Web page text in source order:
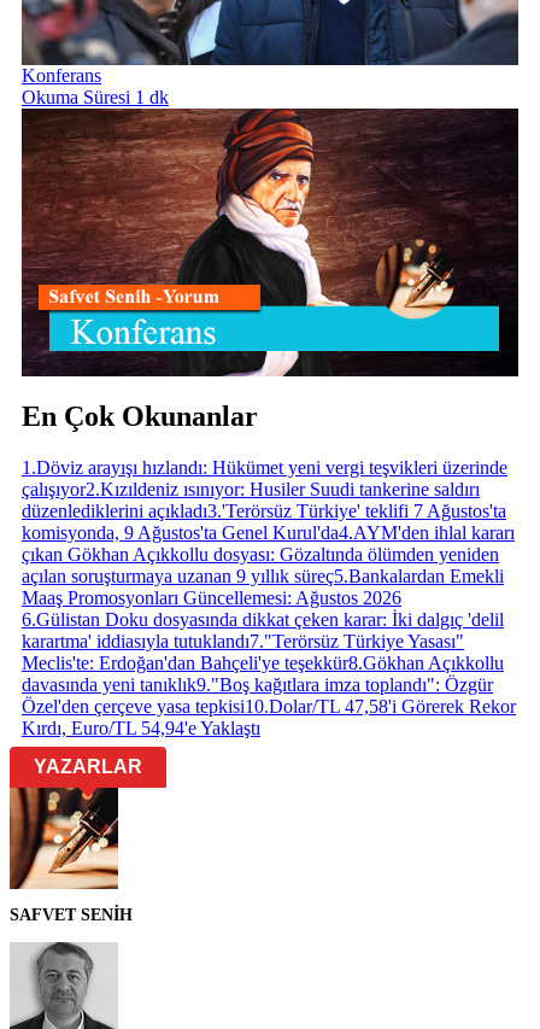
Konferans
Okuma Süresi 1 dk
En Çok Okunanlar
1 .Döviz arayışı hızlandı: Hükümet yeni vergi teşvikleri üzerinde
çalışıyor2.Kızıldeniz ısınıyor: Husiler Suudi tankerine saldırı
düzenlediklerini açıkladı3.'Terörsüz Türkiye' teklifi 7 Ağustos'ta
komisyonda, 9 Ağustos'ta Genel Kurul'da4.AYM'den ihlal kararı
çıkan Gökhan Açıkkollu dosyası: Gözaltında ölümden yeniden
açılan soruşturmaya uzanan 9 yıllık süreç5.Bankalardan Emekli
Maaş Promosyonları Güncellemesi: Ağustos 2026
6.Gülistan Doku dosyasında dikkat çeken karar: İki dalgıç 'delil
karartma' iddiasıyla tutuklandı7."Terörsüz Türkiye Yasası"
Meclis'te: Erdoğan'dan Bahçeli'ye teşekkür8.Gökhan Açıkkollu
davasında yeni tanıklık9."Boş kağıtlara imza toplandı": Özgür
Özel'den çerçeve yasa tepkisi10.Dolar/TL 47,58'i Görerek Rekor
Kırdı, Euro/TL 54,94'e Yaklaştı
YAZARLAR
SAFVET SENİH